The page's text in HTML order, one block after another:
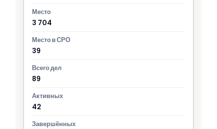
3 704
39
89
42